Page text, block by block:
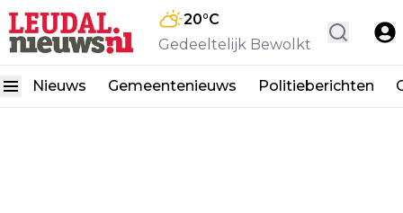
20°C
Gedeeltelijk Bewolkt
Nieuws Gemeentenieuws Politieberichten